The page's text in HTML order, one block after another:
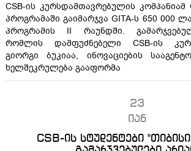
CSB-ის კურსდამთავრებულის კომპანიამ
პროგრამაში გაიმარჯვა GITA-ს 650 000
პროგრამის II რაუნდში.
რომლის დამფუძნებელი CSB-ის
გიორგი ბუკიაა, ინოვაციების
ხელშეკრულება გააფორმა
23
იან
CSB-ის სტუდენტები